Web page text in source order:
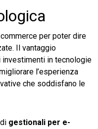
per poter dire
Il vantaggio
in tecnologie
l’esperienza
che soddisfano le
gestionali per e-